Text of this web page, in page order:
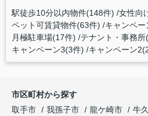
駅徒歩10分以内物件(148件) 女性向
ペット可賃貸物件(63件) キャンペー
月極駐車場(17件) テナント・事務所
キャンペーン3(3件) キャンペーン
市区町村から探す
取手市
我孫子市 龍ケ崎市 牛